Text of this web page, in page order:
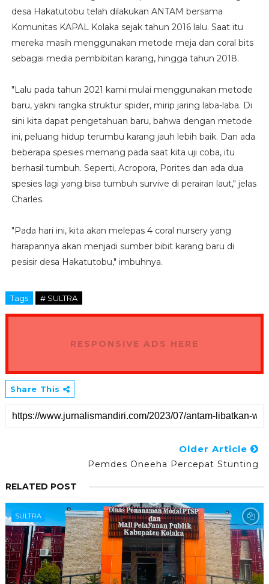
desa Hakatutobu telah dilakukan ANTAM bersama
Komunitas KAPAL Kolaka sejak tahun 2016 lalu. Saat itu
mereka masih menggunakan metode meja dan coral bits
sebagai media pembibitan karang, hingga tahun 2018.
"Lalu pada tahun 2021 kami mulai menggunakan metode
baru, yakni rangka struktur spider, mirip jaring laba-laba. Di
sini kita dapat pengetahuan baru, bahwa dengan metode
ini, peluang hidup terumbu karang jauh lebih baik. Dan ada
beberapa spesies memang pada saat kita uji coba, itu
berhasil tumbuh. Seperti, Acropora, Porites dan ada dua
spesies lagi yang bisa tumbuh survive di perairan laut," jelas
Charles.
"Pada hari ini, kita akan melepas 4 coral nursery yang
harapannya akan menjadi sumber bibit karang baru di
pesisir desa Hakatutobu," imbuhnya.
Tags # SULTRA
RESPONSIVE ADS HERE
Share This
Older Article
Pemdes Oneeha Percepat Stunting
RELATED POST
SULTRA